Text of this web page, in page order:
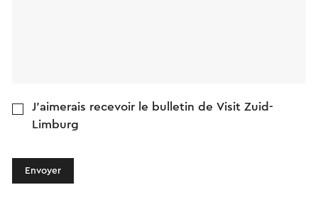
J'aimerais recevoir le bulletin de Visit Zuid-
Limburg
Envoyer